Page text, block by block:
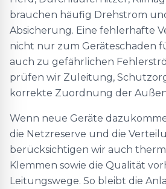
brauchen häufig Drehstrom
Absicherung. Eine fehlerhafte
nicht nur zum Geräteschaden
auch zu gefährlichen
prüfen wir Zuleitung,
korrekte Zuordnung der
Wenn neue Geräte
die Netzreserve und die
berücksichtigen wir auch
Klemmen sowie die Qualität
Leitungswege. So bleibt die